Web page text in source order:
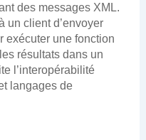
des messages XML.
un client d’envoyer
exécuter une fonction
résultats dans un
l’interopérabilité
langages de